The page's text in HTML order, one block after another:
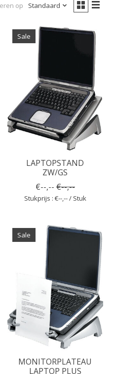
op Standaard
Sale
LAPTOPSTAND
ZW/GS
€--,-- €--,--
Stukprijs : €--,-- / Stuk
Sale
MONITORPLATEAU
LAPTOP PLUS